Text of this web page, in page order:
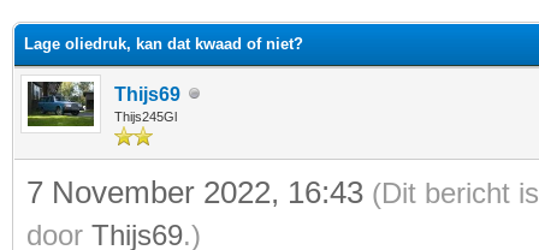
Lage oliedruk, kan dat kwaad of niet?
Thijs69
Thijs245Gl
7 November 2022, 16:43 (Dit bericht
door Thijs69.)